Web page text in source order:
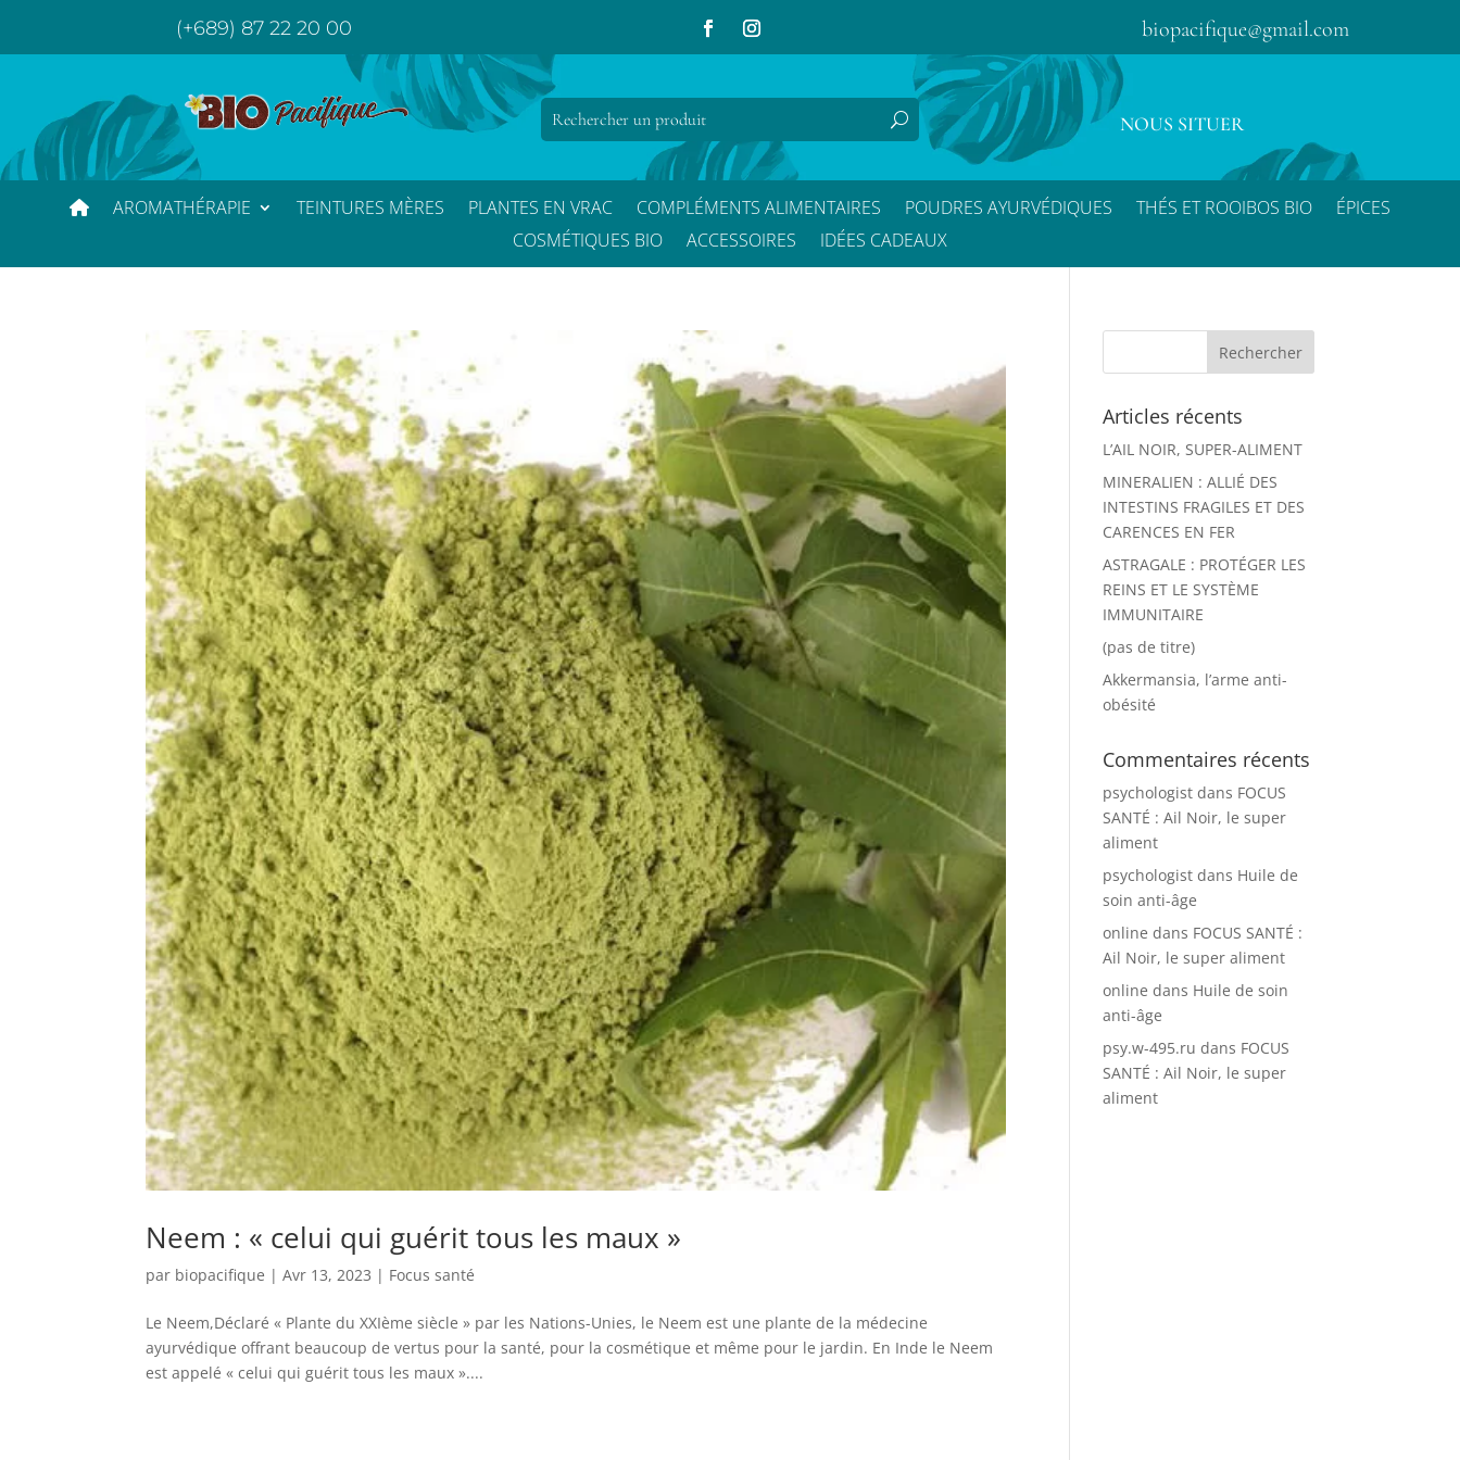
(+689) 87 22 20 00 biopacifique@gmail.com
NOUS SITUER
AROMATHÉRAPIE TEINTURES MÈRES PLANTES EN VRAC COMPLÉMENTS ALIMENTAIRES POUDRES AYURVÉDIQUES THÉS ET ROOIBOS BIO
ÉPICES
COSMÉTIQUES BIO
ACCESSOIRES IDÉES CADEAUX
Neem : « celui qui guérit tous les maux »
par biopacifique |Avr 13, 2023 | Focus santé
Le Neem,Déclaré « Plante du XXIème siècle » par les Nations-Unies, le Neem est une plante de la médecine
ayurvédique offrant beaucoup de vertus pour la santé, pour la cosmétique et même pour le jardin. En Inde le Neem
est appelé « celui qui guérit tous les maux »....
Articles récents
L’AIL NOIR, SUPER-ALIMENT
MINERALIEN : ALLIÉ DES
INTESTINS FRAGILES ET DES
CARENCES EN FER
ASTRAGALE : PROTÉGER LES
REINS ET LE SYSTÈME
IMMUNITAIRE
(pas de titre)
Akkermansia, l’arme anti-
obésité
Commentaires récents
psychologist dans FOCUS
SANTÉ : Ail Noir, le super
aliment
psychologist dans Huile de
soin anti-âge
online dans FOCUS SANTÉ :
Ail Noir, le super aliment
online dans Huile de soin
anti-âge
psy.w-495.ru dans FOCUS
SANTÉ : Ail Noir, le super
aliment